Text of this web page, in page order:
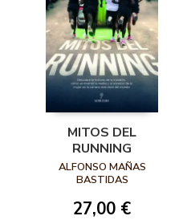
MITOS DEL
RUNNING
ALFONSO MAÑAS
BASTIDAS
27,00 €